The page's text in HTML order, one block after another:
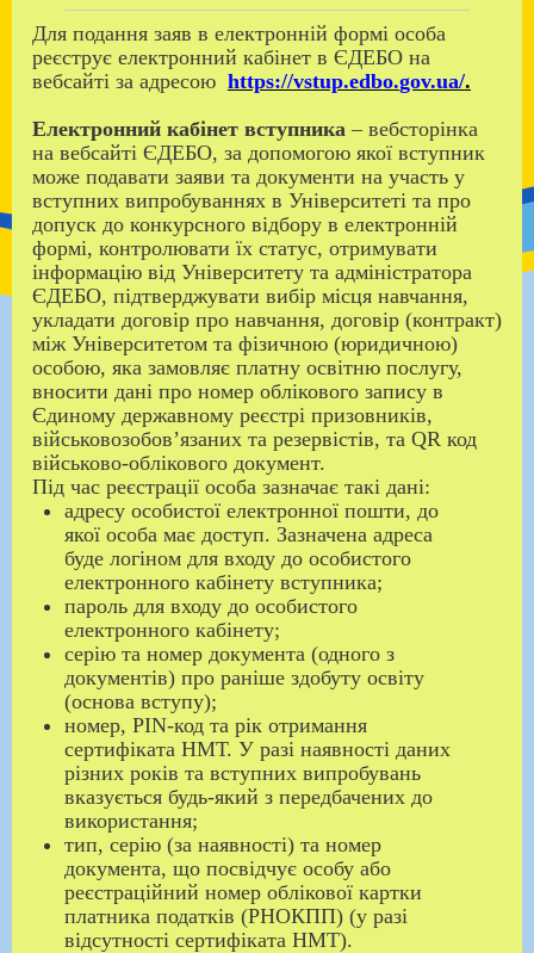
Для подання заяв в електронній формі особа
реєструє електронний кабінет в ЄДЕБО на
вебсайті за адресою https://vstup.edbo.gov.ua/.
Електронний кабінет вступника – вебсторінка
на вебсайті ЄДЕБО, за допомогою якої вступник
може подавати заяви та документи на участь у
вступних випробуваннях в Університеті та про
допуск до конкурсного відбору в електронній
формі, контролювати їх статус, отримувати
інформацію від Університету та адміністратора
ЄДЕБО, підтверджувати вибір місця навчання,
укладати договір про навчання, договір (контракт)
між Університетом та фізичною (юридичною)
особою, яка замовляє платну освітню послугу,
вносити дані про номер облікового запису в
Єдиному державному реєстрі призовників,
військовозобов’язаних та резервістів, та QR код
військово-облікового документ.
Під час реєстрації особа зазначає такі дані:
адресу особистої електронної пошти, до
якої особа має доступ. Зазначена адреса
буде логіном для входу до особистого
електронного кабінету вступника;
пароль для входу до особистого
електронного кабінету;
серію та номер документа (одного з
документів) про раніше здобуту освіту
(основа вступу);
номер, PIN-код та рік отримання
сертифіката НМТ. У разі наявності даних
різних років та вступних випробувань
вказується будь-який з передбачених до
використання;
тип, серію (за наявності) та номер
документа, що посвідчує особу або
реєстраційний номер облікової картки
платника податків (РНОКПП) (у разі
відсутності сертифіката НМТ).